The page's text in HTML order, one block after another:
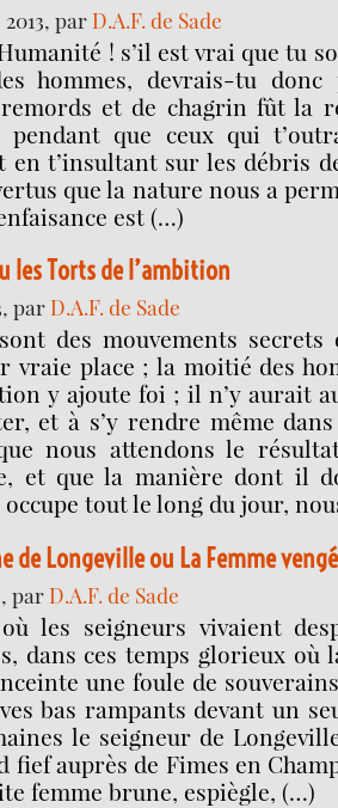
2013, parD.A.F. de Sade
! s’il est vrai que tu
hommes, devrais-tu donc
et de chagrin fût la
pendant que ceux qui
t’insultant sur les débris
que la nature nous a
est (…)
les Torts de l’ambition
parD.A.F. de Sade
des mouvements secrets
vraie place ; la moitié des
y ajoute foi ; il n’y aurait
et à s’y rendre même
nous attendons le
et que la manière dont il
tout le long du jour,
de Longeville ou La Femme
parD.A.F. de Sade
les seigneurs vivaient
dans ces temps glorieux où
une foule de
bas rampants devant un
le seigneur de
fief auprès de Fimes en
femme brune, espiègle, (…)